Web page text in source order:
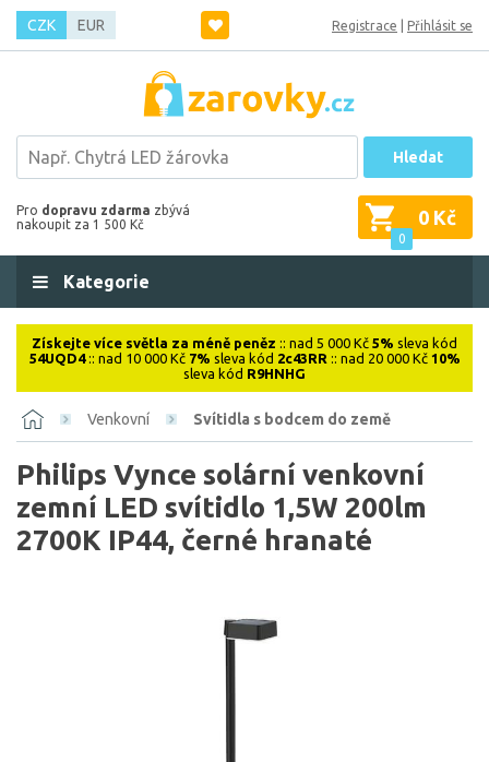
CZK EUR Registrace Přihlásit se
Hledat
Pro dopravu zdarma zbývá
nakoupit za 1 500 Kč
0
0 Kč
Kategorie
Získejte více světla za méně peněz :: nad 5 000 Kč 5% sleva kód
54UQD4:: nad 10 000 Kč 7% sleva kód 2c43RR :: nad 20 000 Kč 10%
sleva kód R9HNHG
Venkovní Svítidla s bodcem do země
Philips Vynce solární venkovní
zemní LED svítidlo 1,5W 200lm
2700K IP44, černé hranaté